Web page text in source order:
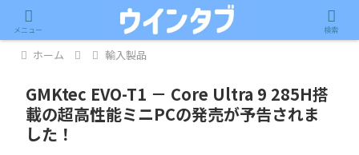
記事内に広告が含まれています。
ホーム 輸入製品
GMKtec EVO-T1 － Core Ultra 9 285H搭
載の超高性能ミニPCの発売が予告されま
した！
メニュー 検索